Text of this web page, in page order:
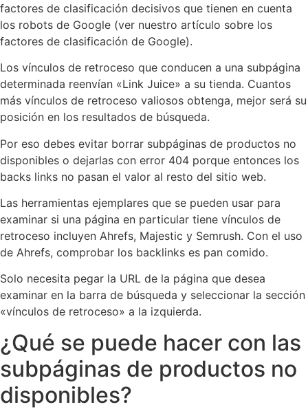
factores de clasificación decisivos que tienen en cuenta
los robots de Google (ver nuestro artículo sobre los
factores de clasificación de Google).
Los vínculos de retroceso que conducen a una subpágina
determinada reenvían «Link Juice» a su tienda. Cuantos
más vínculos de retroceso valiosos obtenga, mejor será su
posición en los resultados de búsqueda.
Por eso debes evitar borrar subpáginas de productos no
disponibles o dejarlas con error 404 porque entonces los
backs links no pasan el valor al resto del sitio web.
Las herramientas ejemplares que se pueden usar para
examinar si una página en particular tiene vínculos de
retroceso incluyen Ahrefs, Majestic y Semrush. Con el uso
de Ahrefs, comprobar los backlinks es pan comido.
Solo necesita pegar la URL de la página que desea
examinar en la barra de búsqueda y seleccionar la sección
«vínculos de retroceso» a la izquierda.
¿Qué se puede hacer con las
subpáginas de productos no
disponibles?